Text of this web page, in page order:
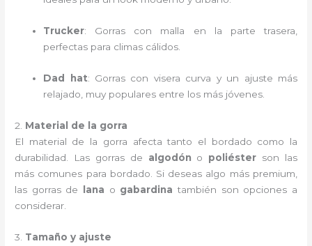
Trucker: Gorras con malla en la parte trasera,
perfectas para climas cálidos.
Dad hat: Gorras con visera curva y un ajuste más
relajado, muy populares entre los más jóvenes.
2. Material de la gorra
El material de la gorra afecta tanto el bordado como la
durabilidad. Las gorras de algodón o poliéster son las
más comunes para bordado. Si deseas algo más premium,
las gorras de
lana o gabardina también son opciones a
considerar.
3. Tamaño y ajuste